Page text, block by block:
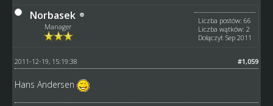
Norbasek
Manager
Liczba postów: 66
Liczba wątków: 2
Dołączył: Sep 2011
#1,059
2011-12-19, 15:19:38
Hans Andersen